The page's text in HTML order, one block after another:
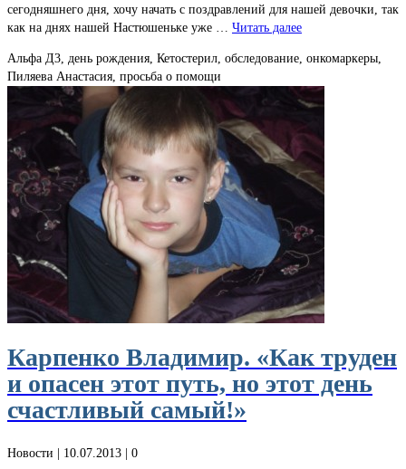
сегодняшнего дня, хочу начать с поздравлений для нашей девочки, так
как на днях нашей Настюшеньке уже … Читать далее
Альфа Д3, день рождения, Кетостерил, обследование, онкомаркеры,
Пиляева Анастасия, просьба о помощи
Карпенко Владимир. «Как труден
и опасен этот путь, но этот день
счастливый самый!»
Новости | 10.07.2013 | 0